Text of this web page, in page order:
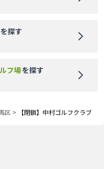
を探す
フ場を探す
区 > 【閉鎖】中村ゴルフクラブ